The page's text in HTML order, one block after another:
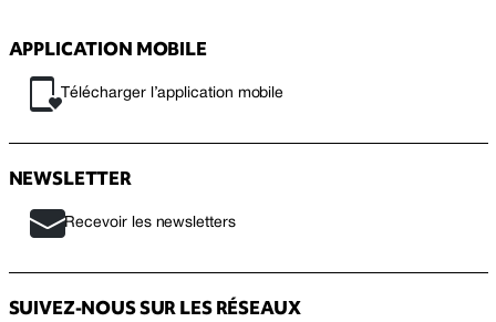
APPLICATION MOBILE
Télécharger l’application mobile
NEWSLETTER
Recevoir les newsletters
SUIVEZ-NOUS SUR LES RÉSEAUX